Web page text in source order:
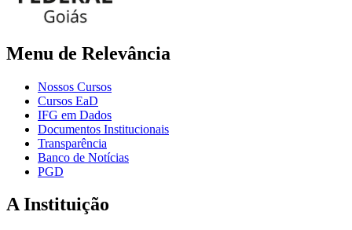
Menu de Relevância
Nossos Cursos
Cursos EaD
IFG em Dados
Documentos Institucionais
Transparência
Banco de Notícias
PGD
A Instituição